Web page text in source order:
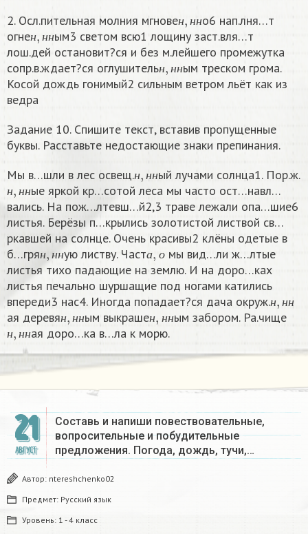
2. Осл.пительная молния мгновен нн о6 нап.лня…т
огнен нн
н,нн ым3 светом всю1 лощину заст.вля…т
лош.дей остановит?ся и без м.лейшего промежутка
сопр.в.ждает?ся оглушительн нн
н,нн ым треском грома.
Косой дождь гонимый2 сильным ветром льёт как из
ведра
Задание 10. Спишите текст, вставив пропущенные
буквы. Расставьте недостающие знаки препинания.
Мы в…шли в лес освещ.н нн ый лучами солнца1. Пор.ж.
н нн
н,нн ые яркой кр…сотой леса мы часто ост…навл…
вались. На пож…лтевш…й2,3 траве лежали опа…шие6
листья. Берёзы п…крылись золотистой листвой св…
ркавшей на солнце. Очень красивы2 клёны одетые в
б…гря н нн
н,н н ую листву. Часта о
а,омы вид…ли ж…лтые
листья тихо падающие на землю. И на доро…ках
листья печально шуршащие под ногами катились
впереди3 нас4. Иногда попадает?ся дача окруж.н нн
н
ая деревя н нн
н,нн ым выкрашен н н
н,нным забором. Ра.чище
н нн
н,н н ая доро…ка в…ла к морю.
21
АВГУСТ
Составь и напиши повествовательные,
вопросительные и побудительные
предложения. Погода, дождь, тучи,…
Автор: ntereshchenko02
Предмет: Русский язык
Уровень: 1 - 4 класс